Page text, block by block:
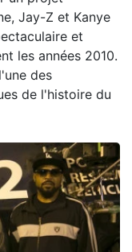
Jay-Z et Kanye
et
les années 2010.
des
de l'histoire du